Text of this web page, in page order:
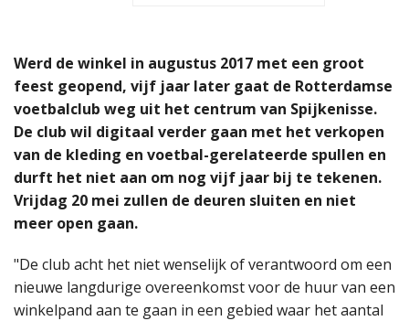
Werd de winkel in augustus 2017 met een groot
feest geopend, vijf jaar later gaat de Rotterdamse
voetbalclub weg uit het centrum van Spijkenisse.
De club wil digitaal verder gaan met het verkopen
van de kleding en voetbal-gerelateerde spullen en
durft het niet aan om nog vijf jaar bij te tekenen.
Vrijdag 20 mei zullen de deuren sluiten en niet
meer open gaan.
"De club acht het niet wenselijk of verantwoord om een
nieuwe langdurige overeenkomst voor de huur van een
winkelpand aan te gaan in een gebied waar het aantal